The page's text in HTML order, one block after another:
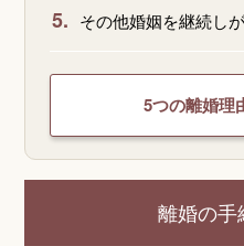
5. その他婚姻を継続し
5つの離婚理
離婚の手